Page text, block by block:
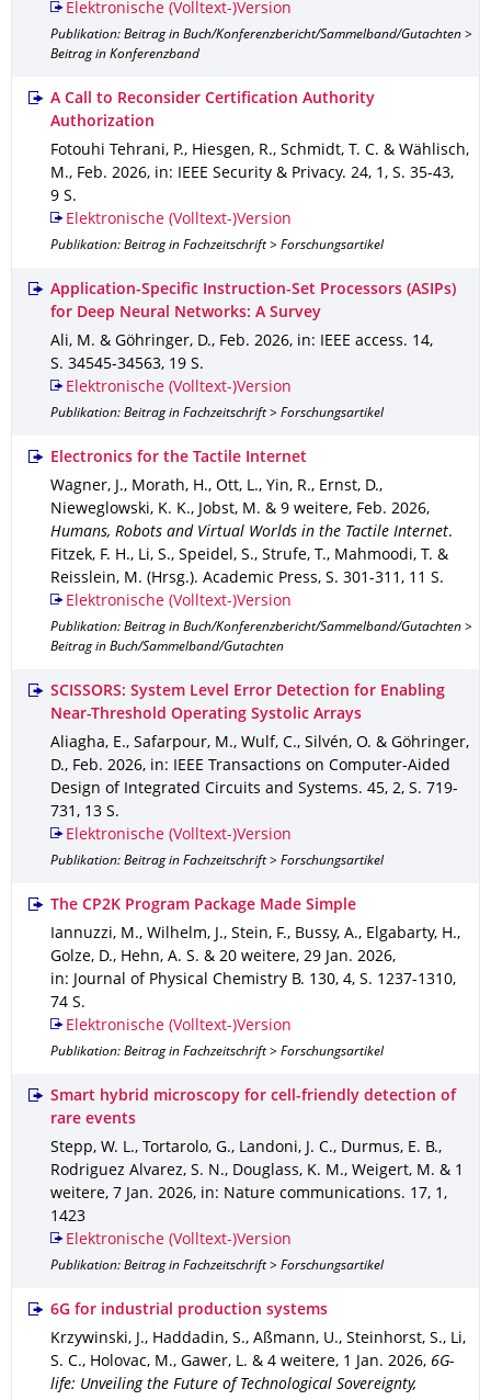
Elektronische (Volltext-)Version
Publikation: Beitrag in Buch/Konferenzbericht/Sammelband/Gutachten >
Beitrag in Konferenzband
A Call to Reconsider Certification Authority
Authorization
Fotouhi Tehrani, P., Hiesgen, R., Schmidt, T. C. & Wählisch,
M., Feb. 2026, in: IEEE Security & Privacy. 24, 1 , S. 35-43,
9 S.
Elektronische (Volltext-)Version
Publikation: Beitrag in Fachzeitschrift > Forschungsartikel
Application-Specific Instruction-Set Processors (ASIPs)
for Deep Neural Networks: A Survey
Ali, M. & Göhringer, D., Feb. 2026, in: IEEE access. 14,
S. 34545-34563, 19 S.
Elektronische (Volltext-)Version
Publikation: Beitrag in Fachzeitschrift > Forschungsartikel
Electronics for the Tactile Internet
Wagner, J., Morath, H., Ott, L., Yin, R., Ernst, D.,
Nieweglowski, K. K., Jobst, M. & 9 weitere, Feb. 2026,
Humans, Robots and Virtual Worlds in the Tactile Internet.
Fitzek, F. H., Li, S., Speidel, S., Strufe, T., Mahmoodi, T. &
Reisslein, M. (Hrsg.). Academic Press, S. 301-311 , 11 S.
Elektronische (Volltext-)Version
Publikation: Beitrag in Buch/Konferenzbericht/Sammelband/Gutachten >
Beitrag in Buch/Sammelband/Gutachten
SCISSORS: System Level Error Detection for Enabling
Near-Threshold Operating Systolic Arrays
Aliagha, E., Safarpour, M., Wulf, C., Silvén, O. & Göhringer,
D., Feb. 2026, in: IEEE Transactions on Computer-Aided
Design of Integrated Circuits and Systems. 45, 2, S. 719-
731 , 13 S.
Elektronische (Volltext-)Version
Publikation: Beitrag in Fachzeitschrift > Forschungsartikel
The CP2K Program Package Made Simple
Iannuzzi, M., Wilhelm, J., Stein, F., Bussy, A., Elgabarty, H.,
Golze, D., Hehn, A. S. & 20 weitere, 29 Jan. 2026,
in: Journal of Physical Chemistry B. 130, 4, S. 1237-1310,
74 S.
Elektronische (Volltext-)Version
Publikation: Beitrag in Fachzeitschrift > Forschungsartikel
Smart hybrid microscopy for cell-friendly detection of
rare events
Stepp, W. L., Tortarolo, G., Landoni, J. C., Durmus, E. B.,
Rodriguez Alvarez, S. N., Douglass, K. M., Weigert, M. & 1
weitere, 7 Jan. 2026, in: Nature communications. 17, 1 ,
1423
Elektronische (Volltext-)Version
Publikation: Beitrag in Fachzeitschrift > Forschungsartikel
6G for industrial production systems
Krzywinski, J., Haddadin, S., Aßmann, U., Steinhorst, S., Li,
S. C., Holovac, M., Gawer, L. & 4 weitere, 1 Jan. 2026, 6G-
life: Unveiling the Future of Technological Sovereignty,